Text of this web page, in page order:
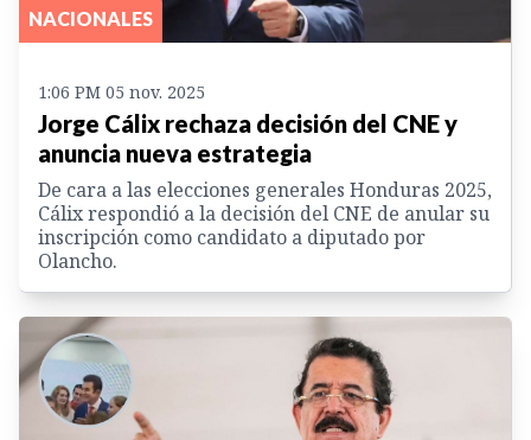
NACIONALES
1:06 PM 05 nov. 2025
Jorge Cálix rechaza decisión del CNE y
anuncia nueva estrategia
De cara a las elecciones generales Honduras 2025,
Cálix respondió a la decisión del CNE de anular su
inscripción como candidato a diputado por
Olancho.